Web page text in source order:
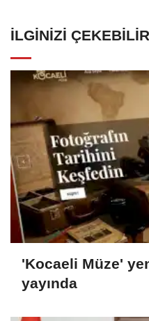
İLGINIZI ÇEKEBILIR
'Kocaeli Müze'
yayında